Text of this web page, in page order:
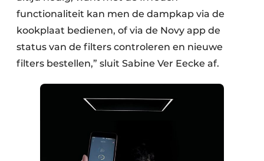
functionaliteit kan men de dampkap via de
kookplaat bedienen, of via de Novy app de
status van de filters controleren en nieuwe
filters bestellen,” sluit Sabine Ver Eecke af.